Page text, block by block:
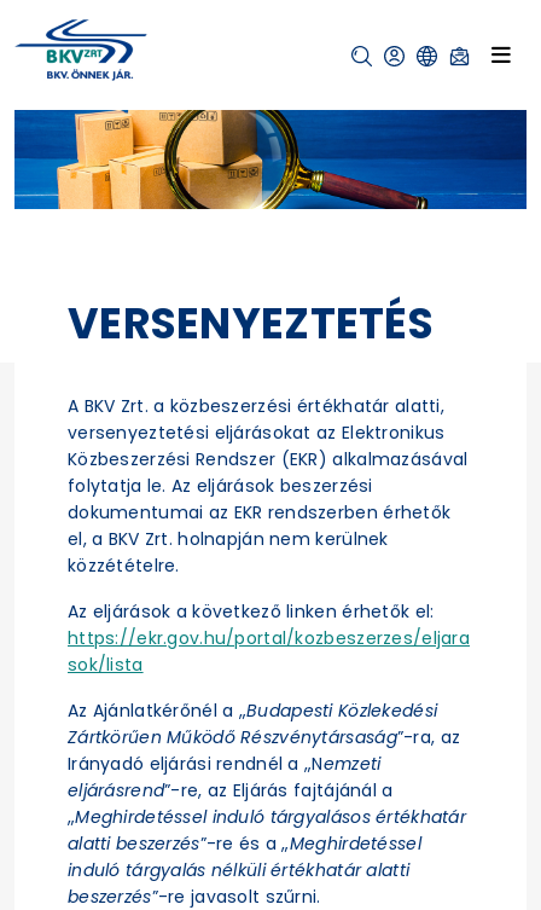
VERSENYEZTETÉS
A BKV Zrt. a közbeszerzési értékhatár alatti,
versenyeztetési eljárásokat az Elektronikus
Közbeszerzési Rendszer (EKR) alkalmazásával
folytatja le. Az eljárások beszerzési
dokumentumai az EKR rendszerben érhetők
el, a BKV Zrt. holnapján nem kerülnek
közzétételre.
Az eljárások a következő linken érhetők el:
https://ekr.gov.hu/portal/kozbeszerzes/eljara
sok/lista
Az Ajánlatkérőnél a „Budapesti Közlekedési
Zártkörűen Működő Részvénytársaság”-ra, az
Irányadó eljárási rendnél a „Nemzeti
eljárásrend”-re, az Eljárás fajtájánál a
„Meghirdetéssel induló tárgyalásos értékhatár
alatti beszerzés”-re és a „Meghirdetéssel
induló tárgyalás nélküli értékhatár alatti
beszerzés”-re javasolt szűrni.